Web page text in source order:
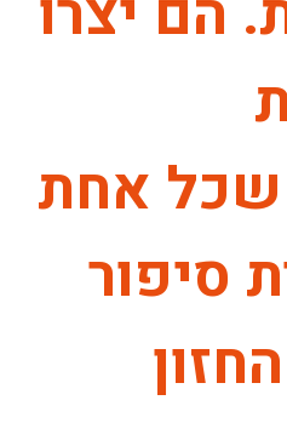
שכל אחת
סיפור